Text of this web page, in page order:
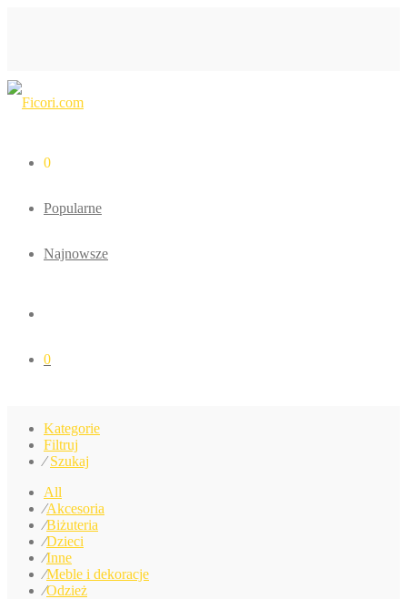
0
Popularne
Najnowsze
0
Kategorie
Filtruj
⁄ Szukaj
All
⁄Akcesoria
⁄Biżuteria
⁄Dzieci
⁄Inne
⁄Meble i dekoracje
⁄Odzież